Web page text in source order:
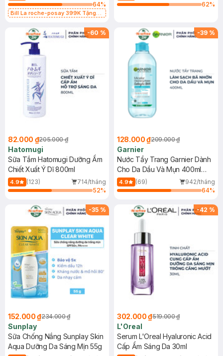
64%
Bill La roche-posay 399K Tặng
(SL có hạn)
62%
-60 %
82.000 ₫205.000 ₫
Hatomugi
Sữa Tắm Hatomugi Dưỡng Ẩm
Chiết Xuất Ý Dĩ 800ml
4.9 (123)
714/tháng
52%
-39 %
128.000 ₫209.000 ₫
Garnier
Nước Tẩy Trang Garnier Dành
Cho Da Dầu Và Mụn 400ml
(Mới)
4.9 (69)
942/tháng
64%
-35 %
152.000 ₫234.000 ₫
Sunplay
Sữa Chống Nắng Sunplay Skin
Aqua Dưỡng Da Sáng Mịn 55g
-42 %
302.000 ₫519.000 ₫
L'Oreal
Serum L'Oreal Hyaluronic Acid
Cấp Ẩm Sáng Da 30ml